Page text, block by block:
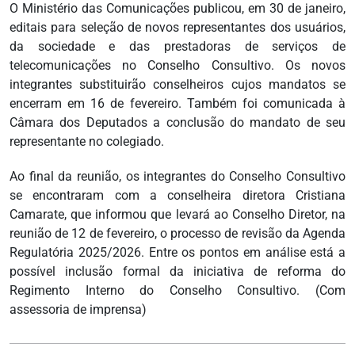
O Ministério das Comunicações publicou, em 30 de janeiro,
editais para seleção de novos representantes dos usuários,
da sociedade e das prestadoras de serviços de
telecomunicações no Conselho Consultivo. Os novos
integrantes substituirão conselheiros cujos mandatos se
encerram em 16 de fevereiro. Também foi comunicada à
Câmara dos Deputados a conclusão do mandato de seu
representante no colegiado.
Ao final da reunião, os integrantes do Conselho Consultivo
se encontraram com a conselheira diretora Cristiana
Camarate, que informou que levará ao Conselho Diretor, na
reunião de 12 de fevereiro, o processo de revisão da Agenda
Regulatória 2025/2026. Entre os pontos em análise está a
possível inclusão formal da iniciativa de reforma do
Regimento Interno do Conselho Consultivo. (Com
assessoria de imprensa)